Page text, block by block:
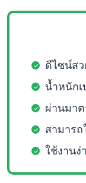
ดีไซน์ส
น้ำหนักเ
ผ่านมา
สามาร
ใช้งานง่